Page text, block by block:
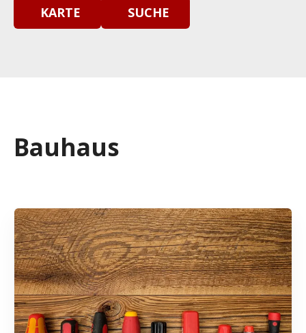
KARTE SUCHE
Bauhaus